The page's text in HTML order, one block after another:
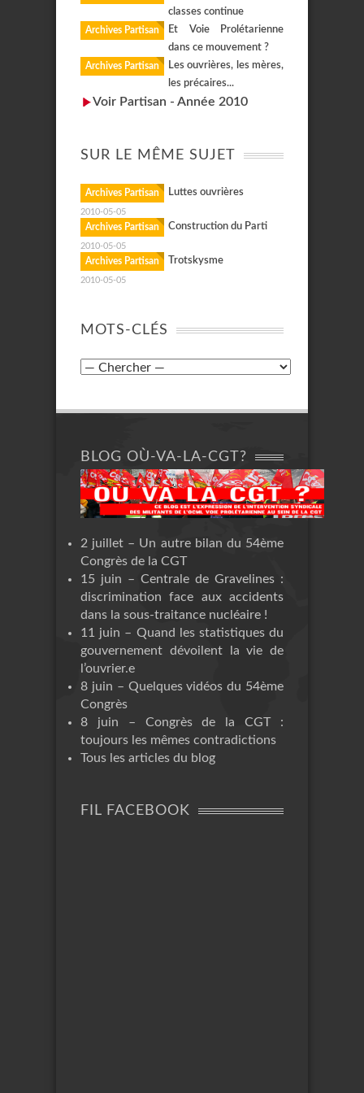
classes continue
Archives Partisan
Et Voie Prolétarienne
dans ce mouvement ?
Archives Partisan
Les ouvrières, les mères,
les précaires...
Voir Partisan - Année 2010
SUR LE MÊME SUJET
Archives Partisan Luttes ouvrières
2010-05-05
Archives Partisan Construction du Parti
2010-05-05
Archives Partisan Trotskysme
2010-05-05
MOTS-CLÉS
BLOG OÙ-VA-LA-CGT?
2 juillet – Un autre bilan du 54ème
Congrès de la CGT
15 juin – Centrale de Gravelines :
discrimination face aux accidents
dans la sous-traitance nucléaire !
11 juin – Quand les statistiques du
gouvernement dévoilent la vie de
l’ouvrier.e
8 juin – Quelques vidéos du 54ème
Congrès
8 juin – Congrès de la CGT :
toujours les mêmes contradictions
Tous les articles du blog
FIL FACEBOOK